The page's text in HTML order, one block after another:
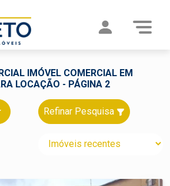
IMÓVEL COMERCIAL EM
LOCAÇÃO - PÁGINA 2
Refinar Pesquisa